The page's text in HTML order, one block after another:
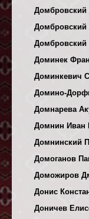
Домбровский
Домбровский
Домбровский
Доминек
Доминкевич
Домино-
Домнарева
Домнин Иван
Домнинский
Домоганов
Доможиров
Донис
Доничев